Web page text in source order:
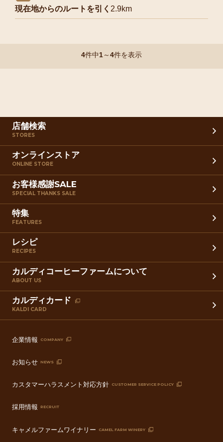
現在地からのルートを引く 2.9km
4件中1～4件を表示
店舗検索
STORES
オンラインストア
ONLINE STORE
お客様感謝SALE
SPECIAL THANKS SALE
特集
FEATURES
レシピ
RECIPES
カルディコーヒーファームについて
ABOUT US
カルディカード
KALDI CARD
企業情報 COMPANY
お知らせ NEWS
カスタマーハラスメント対応方針 CUSTOMER SERVICE POLICY
採用情報 RECRUIT
キャメルファームワイナリー CAMEL FARM WINERY